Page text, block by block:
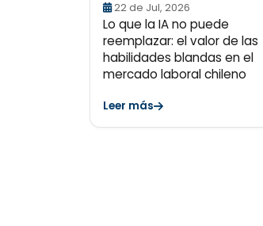
22 de Jul, 2026
Lo que la IA no puede
reemplazar: el valor de las
habilidades blandas en el
mercado laboral chileno
Leer más